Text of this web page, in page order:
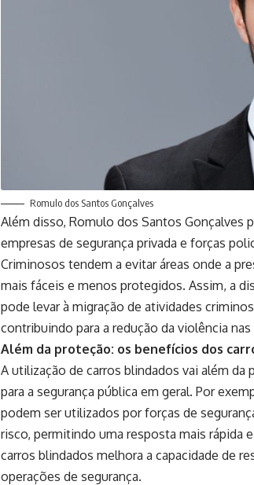
Romulo dos Santos Gonçalves
Além disso, Romulo dos Santos Gonçalves
empresas de segurança privada e forças
Criminosos tendem a evitar áreas onde a
mais fáceis e menos protegidos. Assim, a
pode levar à migração de atividades
contribuindo para a redução da violência
Além da proteção: os benefícios dos
A utilização de carros blindados vai além
para a segurança pública em geral. Por
podem ser utilizados por forças de
risco, permitindo uma resposta mais rápida
carros blindados melhora a capacidade de
operações de segurança.